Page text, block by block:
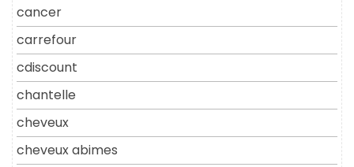
cancer
carrefour
cdiscount
chantelle
cheveux
cheveux abimes